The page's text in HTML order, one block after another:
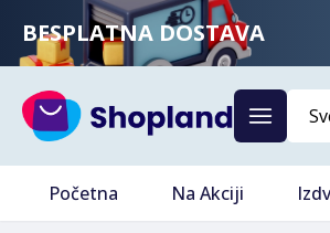
BESPLATNA DOSTAVA
Početna Na Akciji